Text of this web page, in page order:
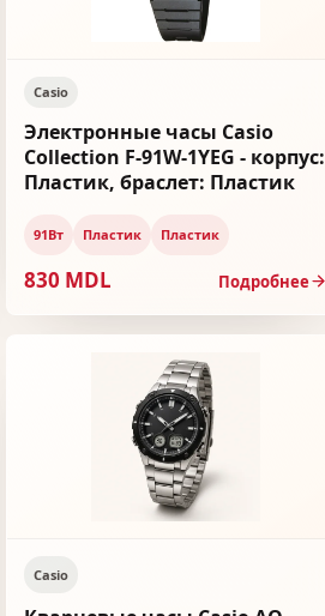
Casio
Электронные часы Casio
Collection F-91W-1YEG - корпус:
Пластик, браслет: Пластик
91Вт Пластик Пластик
830 MDL Подробнее
Casio